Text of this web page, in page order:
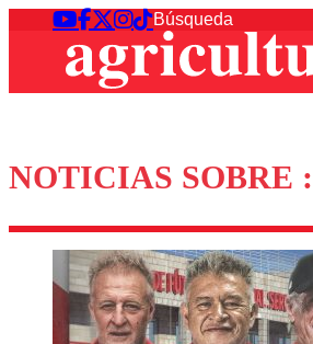
NOTICIAS SOBRE :